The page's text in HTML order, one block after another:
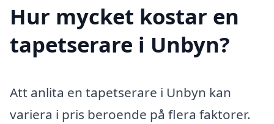
Hur mycket kostar en
tapetserare i Unbyn?
Att anlita en tapetserare i Unbyn kan
variera i pris beroende på flera faktorer.